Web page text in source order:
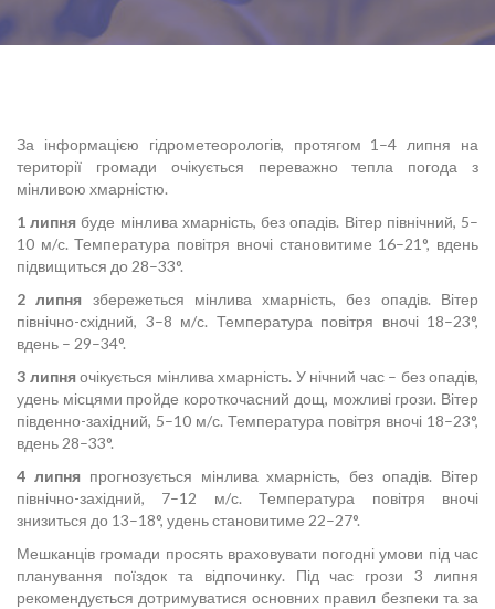
За інформацією гідрометеорологів, протягом 1–4 липня на
території громади очікується переважно тепла погода з
мінливою хмарністю.
1 липня буде мінлива хмарність, без опадів. Вітер північний, 5–
10 м/с. Температура повітря вночі становитиме 16–21°, вдень
підвищиться до 28–33°.
2 липня збережеться мінлива хмарність, без опадів. Вітер
північно-східний, 3–8 м/с. Температура повітря вночі 18–23°,
вдень – 29–34°.
3 липняочікується мінлива хмарність. У нічний час – без опадів,
удень місцями пройде короткочасний дощ, можливі грози. Вітер
південно-західний, 5–10 м/с. Температура повітря вночі 18–23°,
вдень 28–33°.
4 липняпрогнозується мінлива хмарність, без опадів. Вітер
північно-західний, 7–12 м/с. Температура повітря вночі
знизиться до 13–18°, удень становитиме 22–27°.
Мешканців громади просять враховувати погодні умови під час
планування поїздок та відпочинку. Під час грози 3 липня
рекомендується дотримуватися основних правил безпеки та за